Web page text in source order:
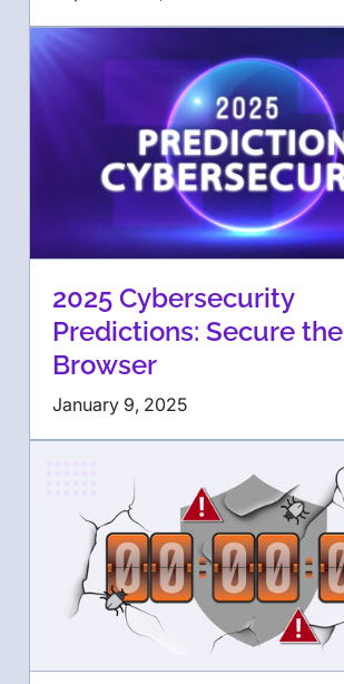
2025 Cybersecurity
Predictions: Secure the
Browser
January 9, 2025